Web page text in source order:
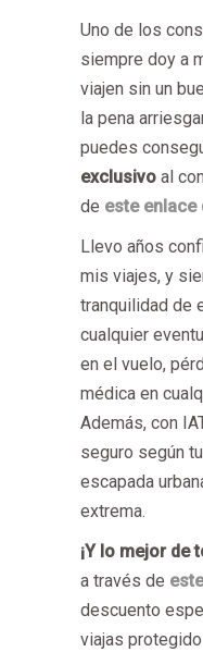
Uno de los
siempre doy a
viajen sin un
la pena
puedes
exclusivo al
de este enlace
Llevo años
mis viajes, y
tranquilidad de
cualquier
en el vuelo,
médica en
Además, con
seguro según
escapada
extrema.
¡Y lo mejor de
a través de
descuento
viajas